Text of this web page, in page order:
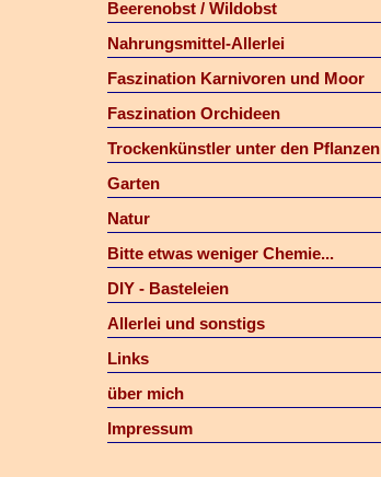
Beerenobst / Wildobst
Nahrungsmittel-Allerlei
Faszination Karnivoren und Moor
Faszination Orchideen
Trockenkünstler unter den Pflanzen
Garten
Natur
Bitte etwas weniger Chemie...
DIY - Basteleien
Allerlei und sonstigs
Links
über mich
Impressum